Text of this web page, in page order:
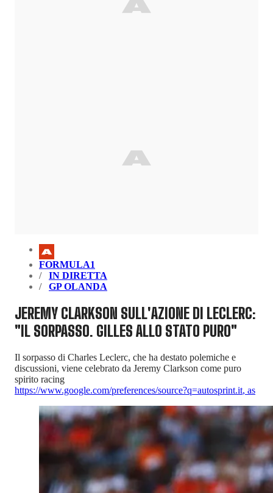
FORMULA1
IN DIRETTA
GP OLANDA
JEREMY CLARKSON SULL'AZIONE DI LECLERC:
"IL SORPASSO. GILLES ALLO STATO PURO"
Il sorpasso di Charles Leclerc, che ha destato polemiche e
discussioni, viene celebrato da Jeremy Clarkson come puro
spirito racing
https://www.google.com/preferences/source?q=autosprint.it, as